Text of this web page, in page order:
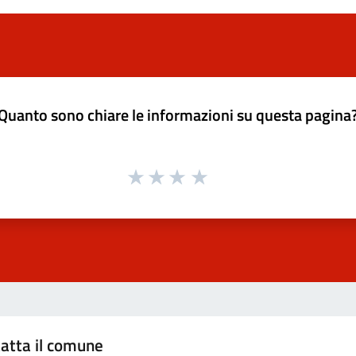
sono chiare le informazioni su questa
il comune